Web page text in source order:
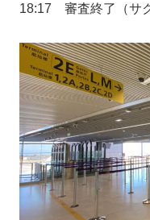
18:17 審査終了（サ